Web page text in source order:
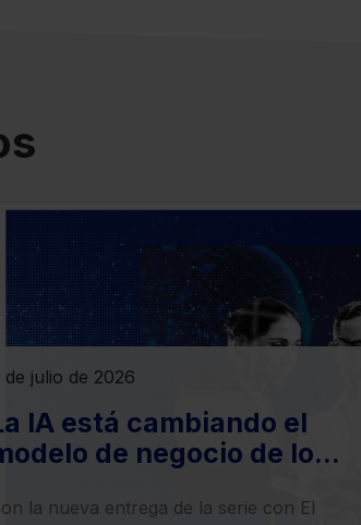
de julio de 2026
IA está cambiando el
de negocio de los
era del ‘superabogado’
la nueva entrega de la serie con El